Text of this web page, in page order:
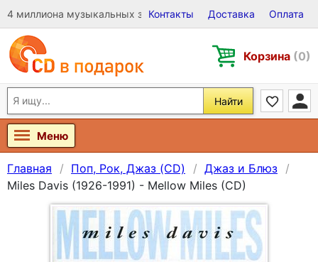
4 миллиона музыкальных записей на Виниле, CD и DVD
Контакты Доставка Оплата
Корзина (0)
Найти
Меню
Главная Поп, Рок, Джаз (CD)
Джаз и Блюз
Miles Davis (1926-1991) - Mellow Miles (CD)